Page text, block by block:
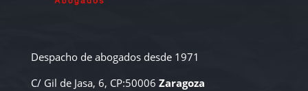
Despacho de abogados desde 1971
C/ Gil de Jasa, 6, CP:50006 Zaragoza